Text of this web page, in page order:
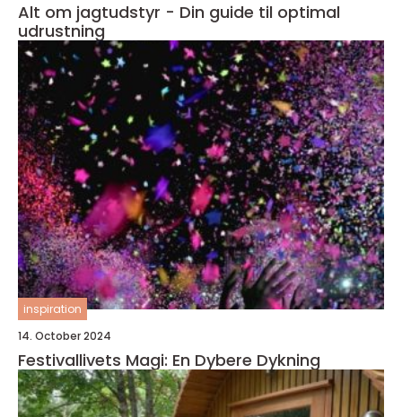
Alt om jagtudstyr - Din guide til optimal
udrustning
inspiration
14. October 2024
Festivallivets Magi: En Dybere Dykning